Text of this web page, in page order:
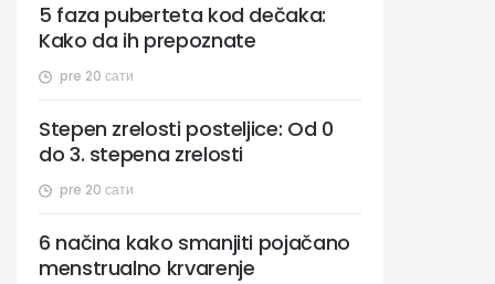
pre 20 сати
5 faza puberteta kod dečaka:
Kako da ih prepoznate
pre 20 сати
Stepen zrelosti posteljice: Od 0
do 3. stepena zrelosti
6 načina kako smanjiti pojačano
menstrualno krvarenje